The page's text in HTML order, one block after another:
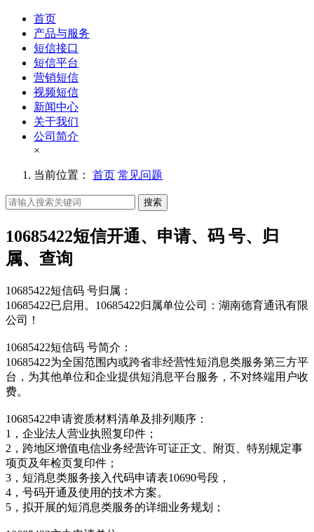
首页
产品与服务
短信接口
短信平台
营销短信
视频短信
新闻中心
关于我们
公司简介
×
当前位置： 首页 常见问题
搜索
10685422短信开通、申请、码 号、归
属、查询
10685422短信码 号归属：
10685422已启用。10685422归属单位公司：湖南德育通讯有限
公司！
10685422短信码 号简介：
10685422为全国范围内或跨省非经营性短消息类服务第三方平
台，为其他单位和企业提供短消息平台服务，不对终端用户收
费。
10685422申请资质材料清单及排列顺序：
1，企业法人营业执照复印件；
2，跨地区增值电信业务经营许可证正文、附页、特别规定事
项页及年检页复印件；
3，短消息类服务接入代码申请表10690号段，
4，号码开通及使用的技术方案。
5，拟开展的短消息类服务的详细业务规划；